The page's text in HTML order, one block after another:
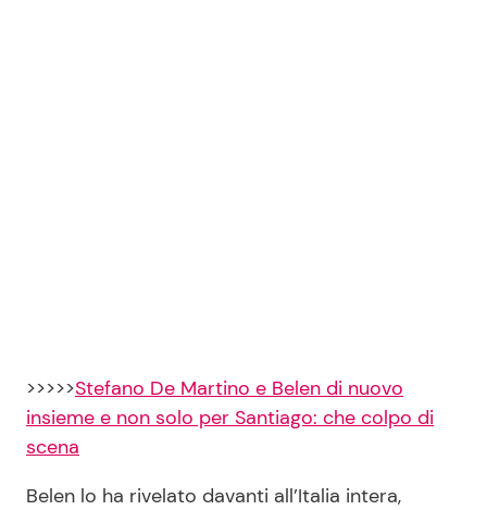
>>>>>Stefano De Martino e Belen di nuovo
insieme e non solo per Santiago: che colpo di
scena
Belen lo ha rivelato davanti all’Italia intera,